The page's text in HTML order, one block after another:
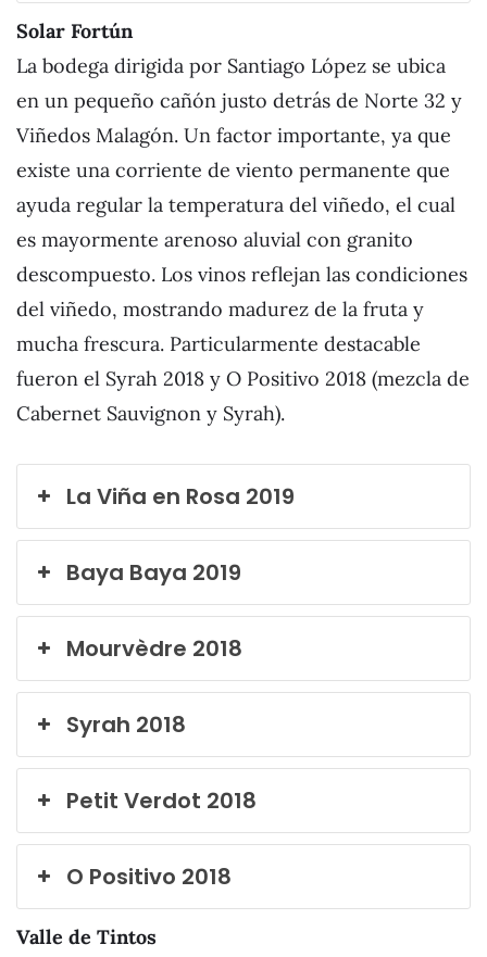
Solar Fortún
La bodega dirigida por Santiago López se ubica
en un pequeño cañón justo detrás de Norte 32 y
Viñedos Malagón. Un factor importante, ya que
existe una corriente de viento permanente que
ayuda regular la temperatura del viñedo, el cual
es mayormente arenoso aluvial con granito
descompuesto. Los vinos reflejan las condiciones
del viñedo, mostrando madurez de la fruta y
mucha frescura. Particularmente destacable
fueron el Syrah 2018 y O Positivo 2018 (mezcla de
Cabernet Sauvignon y Syrah).
La Viña en Rosa 2019
Baya Baya 2019
Mourvèdre 2018
Syrah 2018
Petit Verdot 2018
O Positivo 2018
Valle de Tintos